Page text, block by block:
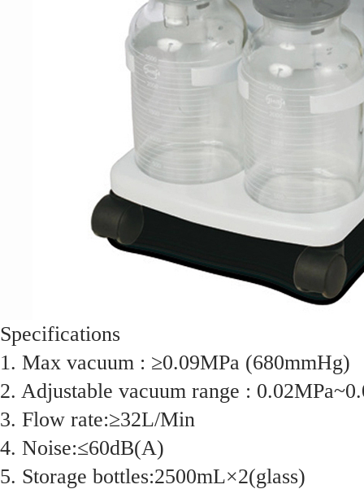
Specifications
1. Max vacuum : ≥0.09MPa (680mmHg)
2. Adjustable vacuum range :
3. Flow rate:≥32L/Min
4. Noise:≤60dB(A)
5. Storage bottles:2500mL×2(glass)